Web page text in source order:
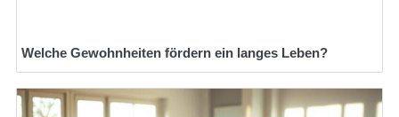
Welche Gewohnheiten fördern ein langes Leben?